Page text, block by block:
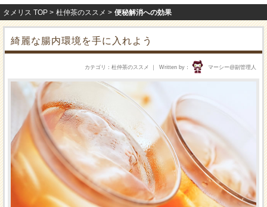
タメリス TOP 杜仲茶のススメ 便秘解消への効果
綺麗な腸内環境を手に入れよう
Written by マーシー@副管理人
カテゴリ 杜仲茶のススメ